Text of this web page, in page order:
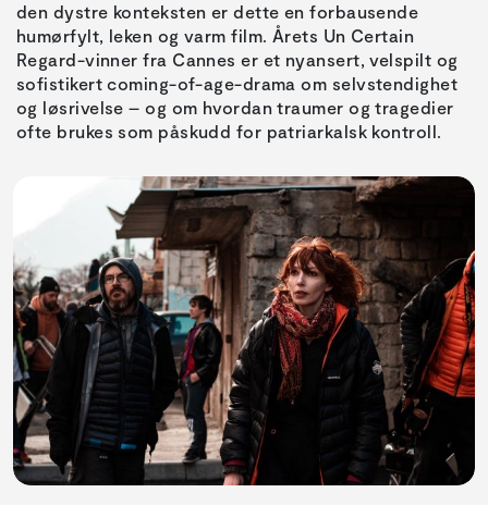
den dystre konteksten er dette en forbausende
humørfylt, leken og varm film. Årets Un Certain
Regard-vinner fra Cannes er et nyansert, velspilt og
sofistikert coming-of-age-drama om selvstendighet
og løsrivelse – og om hvordan traumer og tragedier
ofte brukes som påskudd for patriarkalsk kontroll.